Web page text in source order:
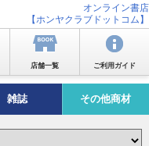
オンライン書店
【ホンヤクラブドットコム】
店舗一覧 ご利用ガイド
雑誌 その他商材